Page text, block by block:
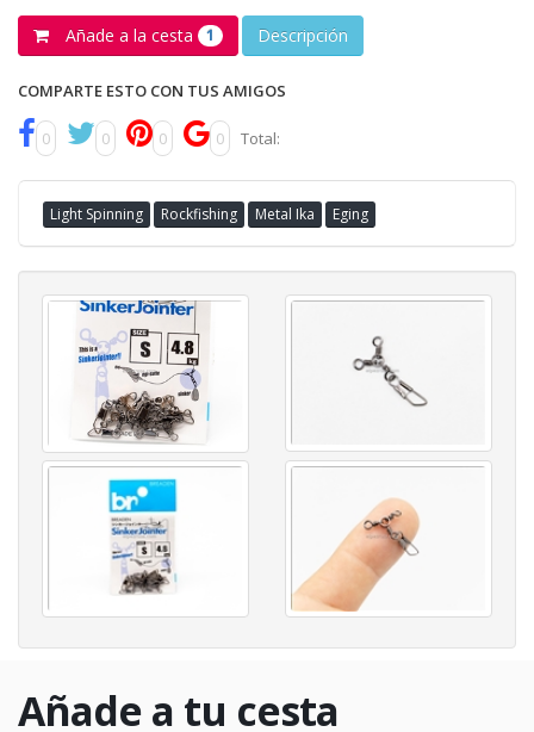
Añade a la cesta 1 Descripción
COMPARTE ESTO CON TUS AMIGOS
0 0 0 0 Total:
Light Spinning Rockfishing Metal Ika Eging
Añade a tu cesta